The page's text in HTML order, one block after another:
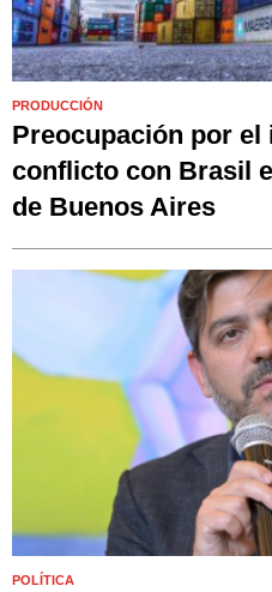
PRODUCCIÓN
Preocupación por el
conflicto con Brasil
de Buenos Aires
POLÍTICA